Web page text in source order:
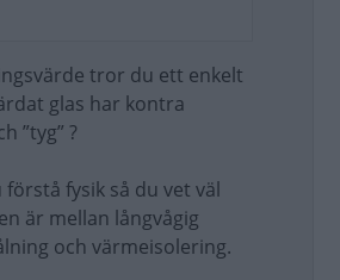
tror du ett enkelt
glas har kontra
”tyg” ?
förstå fysik så du vet väl
är mellan långvågig
och värmeisolering.